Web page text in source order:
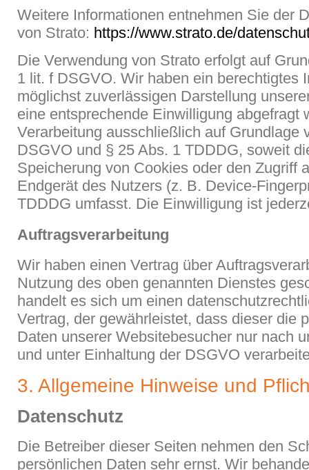
Weitere Informationen entnehmen Sie der
von Strato: https://www.strato.de/
Die Verwendung von Strato erfolgt auf
1 lit. f DSGVO. Wir haben ein berechtigtes
möglichst zuverlässigen Darstellung
eine entsprechende Einwilligung abgefragt
Verarbeitung ausschließlich auf Grundlage
DSGVO und § 25 Abs. 1 TDDDG, soweit
Speicherung von Cookies oder den Zugriff
Endgerät des Nutzers (z. B. Device-
TDDDG umfasst. Die Einwilligung ist
Auftragsverarbeitung
Wir haben einen Vertrag über
Nutzung des oben genannten Dienstes
handelt es sich um einen
Vertrag, der gewährleistet, dass dieser die
Daten unserer Websitebesucher nur nach
und unter Einhaltung der DSGVO
3. Allgemeine Hinweise und
Datenschutz
Die Betreiber dieser Seiten nehmen den
persönlichen Daten sehr ernst. Wir